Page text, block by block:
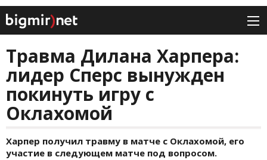
Травма Дилана Харпера:
лидер Сперс вынужден
покинуть игру с
Оклахомой
Харпер получил травму в матче с Оклахомой, его
участие в следующем матче под вопросом.